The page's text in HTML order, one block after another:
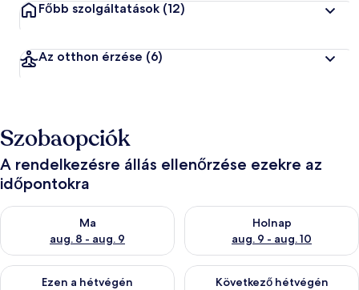
Főbb szolgáltatások (12)
Az otthon érzése (6)
Szobaopciók
A rendelkezésre állás ellenőrzése ezekre az
időpontokra
Ma
aug. 8 - aug. 9
A ma esti rendelkezésre állás ellenőrzése: aug. 8 - aug. 9
Holnap
aug. 9 - aug. 10
A holnapi rendelkezésre állás
Ezen a hétvégén
A mostani hétvégi rendelkezésre állás ellenőrzése: aug. 14 -
Következő hétvégén
A következő hétvégi